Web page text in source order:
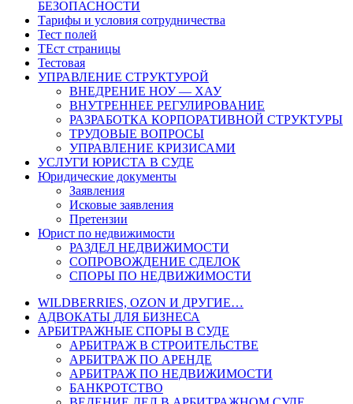
БЕЗОПАСНОСТИ
Тарифы и условия сотрудничества
Тест полей
ТЕст страницы
Тестовая
УПРАВЛЕНИЕ СТРУКТУРОЙ
ВНЕДРЕНИЕ НОУ — ХАУ
ВНУТРЕННЕЕ РЕГУЛИРОВАНИЕ
РАЗРАБОТКА КОРПОРАТИВНОЙ СТРУКТУРЫ
ТРУДОВЫЕ ВОПРОСЫ
УПРАВЛЕНИЕ КРИЗИСАМИ
УСЛУГИ ЮРИСТА В СУДЕ
Юридические документы
Заявления
Исковые заявления
Претензии
Юрист по недвижимости
РАЗДЕЛ НЕДВИЖИМОСТИ
СОПРОВОЖДЕНИЕ СДЕЛОК
СПОРЫ ПО НЕДВИЖИМОСТИ
WILDBERRIES, OZON И ДРУГИЕ…
АДВОКАТЫ ДЛЯ БИЗНЕСА
АРБИТРАЖНЫЕ СПОРЫ В СУДЕ
АРБИТРАЖ В СТРОИТЕЛЬСТВЕ
АРБИТРАЖ ПО АРЕНДЕ
АРБИТРАЖ ПО НЕДВИЖИМОСТИ
БАНКРОТСТВО